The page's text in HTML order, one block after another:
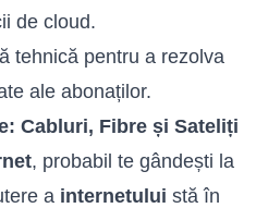
de cloud.
tehnică pentru a rezolva
ale abonaților.
Cabluri, Fibre și Sateliți
, probabil te gândești la
a internetului stă în